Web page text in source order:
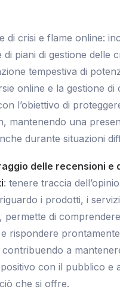
di crisi e flame online:
di piani di gestione delle
tempestiva di
online e la gestione di
l’obiettivo di
mantenendo una
durante situazioni
delle recensioni e
: tenere traccia
i prodotti, i servizi
permette di
rispondere
contribuendo a
con il pubblico e
che si offre.